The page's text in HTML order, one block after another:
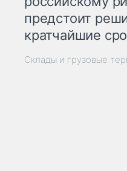
предстоит
кратчайшие
Склады и грузовые